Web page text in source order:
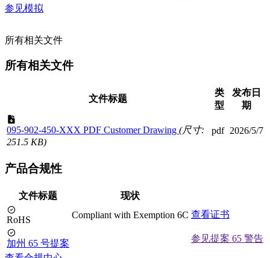
参见模拟
所有相关文件
所有相关文件
文件标题
类
型
发布日
期
095-902-450-XXX PDF Customer Drawing (尺寸:
251.5 KB)
pdf 2026/5/7
产品合规性
文件标题 现状
RoHS Compliant with Exemption 6C 查看证书
加州 65 号提案
参见提案 65 警告